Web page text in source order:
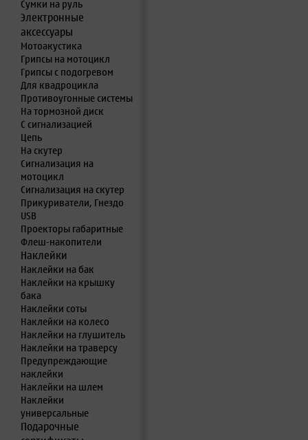
Сумки на руль
Электронные
аксессуары
Мотоакустика
Грипсы на мотоцикл
Грипсы с подогревом
Для квадроцикла
Противоугонные системы
На тормозной диск
С сигнализацией
Цепь
На скутер
Сигнализация на
мотоцикл
Сигнализация на скутер
Прикуриватели, Гнездо
USB
Проекторы габаритные
Флеш-накопители
Наклейки
Наклейки на бак
Наклейки на крышку
бака
Наклейки соты
Наклейки на колесо
Наклейки на глушитель
Наклейки на траверсу
Предупреждающие
наклейки
Наклейки на шлем
Наклейки
универсальные
Подарочные